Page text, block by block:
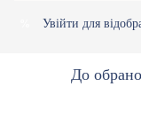
Увійти для
До